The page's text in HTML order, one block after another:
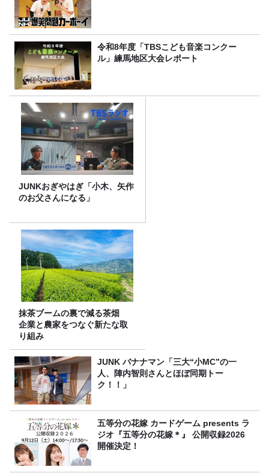
令和8年度「TBSこども音楽コンクー
ル」練馬地区大会レポート
JUNKおぎやはぎ「小木、矢作
のお父さんになる」
抹茶ブームの裏で減る茶畑
企業と農家をつなぐ新たな取
り組み
JUNK バナナマン「三大“小MC”の一
人、陣内智則さんとほぼ同期トー
ク！！」
五等分の花嫁 カードゲーム presents ラ
ジオ『五等分の花嫁＊』 公開収録2026
開催決定！